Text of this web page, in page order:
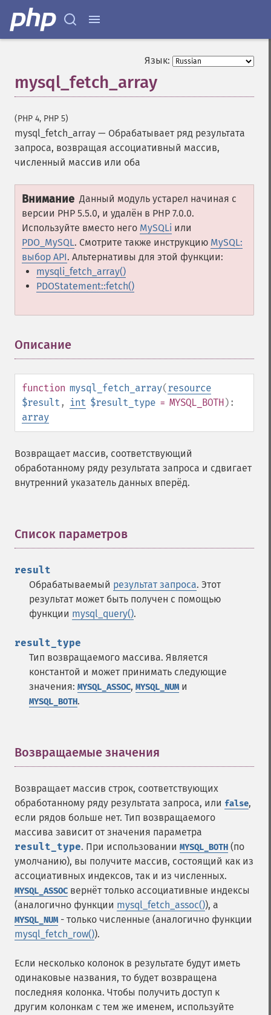
Язык:
mysql_fetch_array
(PHP 4, PHP 5)
mysql_fetch_array — Обрабатывает ряд результата
запроса, возвращая ассоциативный массив,
численный массив или оба
Внимание Данный модуль устарел начиная с
версии PHP 5.5.0, и удалён в PHP 7.0.0.
Используйте вместо него MySQLi или
PDO_MySQL. Смотрите также инструкцию MySQL:
выбор API. Альтернативы для этой функции:
mysqli_fetch_array()
PDOStatement::fetch()
Описание
function mysql_fetch_array(resource
$result , int $result_type = MYSQL_BOTH):
array
Возвращает массив, соответствующий
обработанному ряду результата запроса и сдвигает
внутренний указатель данных вперёд.
Список параметров
result
Обрабатываемый результат запроса. Этот
результат может быть получен с помощью
функции mysql_query().
result_type
Тип возвращаемого массива. Является
константой и может принимать следующие
значения: MYSQL_ASSOC, MYSQL_NUMи
MYSQL_BOTH.
Возвращаемые значения
Возвращает массив строк, соответствующих
обработанному ряду результата запроса, или false,
если рядов больше нет. Тип возвращаемого
массива зависит от значения параметра
result_type. При использовании MYSQL_BOTH (по
умолчанию), вы получите массив, состоящий как из
ассоциативных индексов, так и из численных.
MYSQL_ASSOC вернёт только ассоциативные индексы
(аналогично функции mysql_fetch_assoc()), а
MYSQL_NUM- только численные (аналогично функции
mysql_fetch_row()).
Если несколько колонок в результате будут иметь
одинаковые названия, то будет возвращена
последняя колонка. Чтобы получить доступ к
другим колонкам с тем же именем, используйте